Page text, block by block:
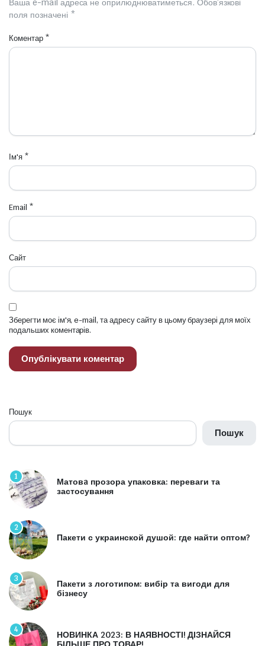
поля позначені *
Коментар *
Ім'я *
Email *
Сайт
Зберегти моє ім'я, e-mail, та адресу сайту в цьому браузері для моїх
подальших коментарів.
Пошук
Пошук
1
Матовa прозора упаковка: переваги та
застосування
2
Пакети с украинской душой: где найти оптом?
3
Пакети з логотипом: вибір та вигоди для
бізнесу
4
НОВИНКА 2023: В НАЯВНОСТІ! ДІЗНАЙСЯ